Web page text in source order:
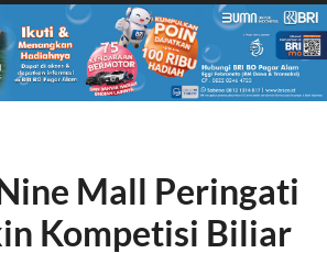
Mall Peringati
Kompetisi Biliar